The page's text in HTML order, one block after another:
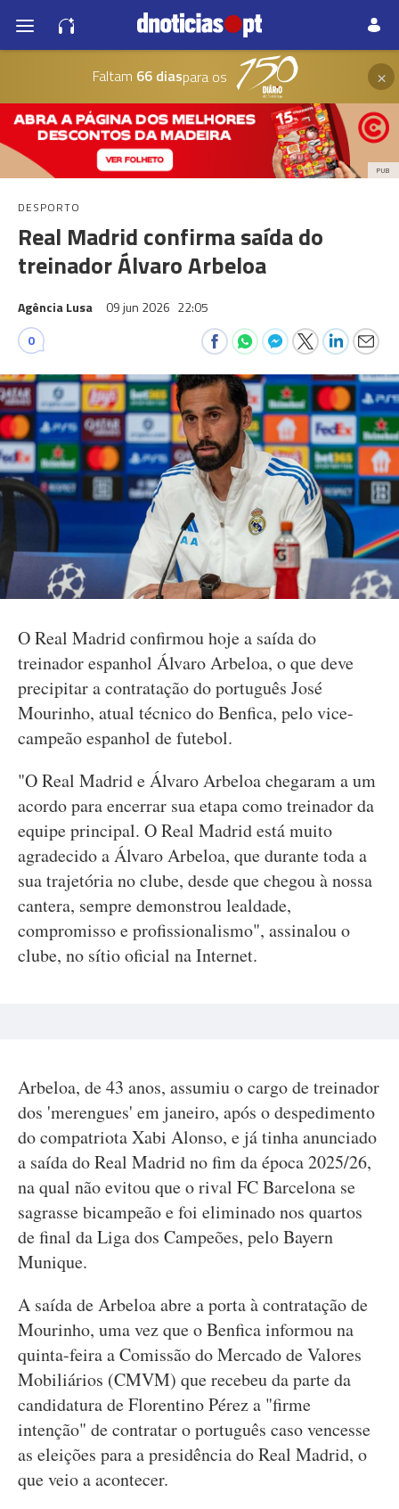
Faltam 66 diaspara os ×
PUB
DESPORTO
Real Madrid confirma saída do
treinador Álvaro Arbeloa
Agência Lusa 09 jun 2026 22:05
0
O Real Madrid confirmou hoje a saída do
treinador espanhol Álvaro Arbeloa, o que deve
precipitar a contratação do português José
Mourinho, atual técnico do Benfica, pelo vice-
campeão espanhol de futebol.
"O Real Madrid e Álvaro Arbeloa chegaram a um
acordo para encerrar sua etapa como treinador da
equipe principal. O Real Madrid está muito
agradecido a Álvaro Arbeloa, que durante toda a
sua trajetória no clube, desde que chegou à nossa
cantera, sempre demonstrou lealdade,
compromisso e profissionalismo", assinalou o
clube, no sítio oficial na Internet.
Arbeloa, de 43 anos, assumiu o cargo de treinador
dos 'merengues' em janeiro, após o despedimento
do compatriota Xabi Alonso, e já tinha anunciado
a saída do Real Madrid no fim da época 2025/26,
na qual não evitou que o rival FC Barcelona se
sagrasse bicampeão e foi eliminado nos quartos
de final da Liga dos Campeões, pelo Bayern
Munique.
A saída de Arbeloa abre a porta à contratação de
Mourinho, uma vez que o Benfica informou na
quinta-feira a Comissão do Mercado de Valores
Mobiliários (CMVM) que recebeu da parte da
candidatura de Florentino Pérez a "firme
intenção" de contratar o português caso vencesse
as eleições para a presidência do Real Madrid, o
que veio a acontecer.